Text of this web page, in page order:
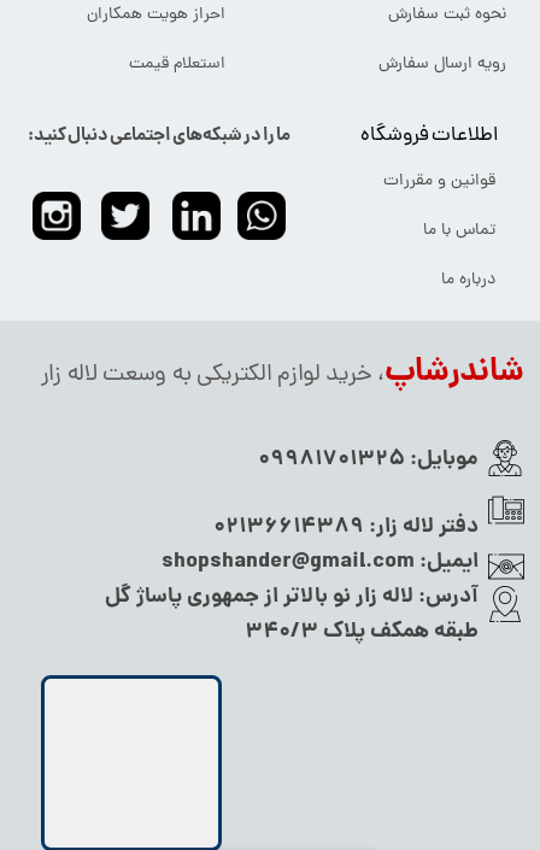
شاندرشاپ، خرید لوازم الکتریکی به وسعت لاله زار
موبایل: 09981701325
دفتر لاله زار: 02136614389
ایمیل: shopshander@gmail.com
آدرس: لاله زار نو بالاتر از جمهوری پاساژ گل
طبقه همکف پلاک ۳۴۰/۳
ما را در شبکه‌های اجتماعی دنبال کنید: اطلاعات فروشگاه
قوانین و مقررات
تماس با ما
درباره ما
احراز هویت همکاران
استعلام قیمت
نحوه ثبت سفارش
رویه ارسال سفارش